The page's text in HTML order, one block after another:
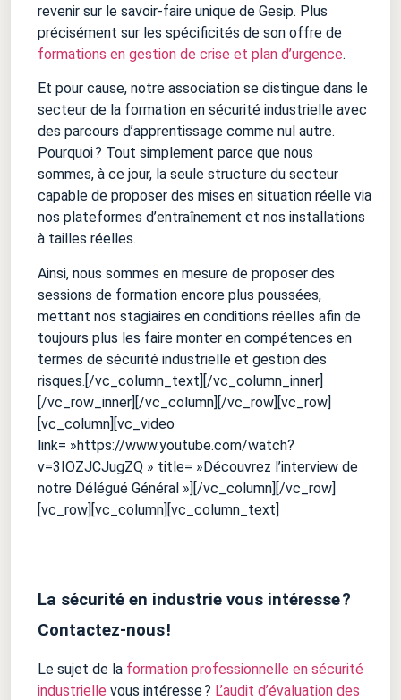
revenir sur le savoir-faire unique de Gesip. Plus
précisément sur les spécificités de son offre de
formations en gestion de crise et plan d’urgence.
Et pour cause, notre association se distingue dans le
secteur de la formation en sécurité industrielle avec
des parcours d’apprentissage comme nul autre.
Pourquoi ? Tout simplement parce que nous
sommes, à ce jour, la seule structure du secteur
capable de proposer des mises en situation réelle via
nos plateformes d’entraînement et nos installations
à tailles réelles.
Ainsi, nous sommes en mesure de proposer des
sessions de formation encore plus poussées,
mettant nos stagiaires en conditions réelles afin de
toujours plus les faire monter en compétences en
termes de sécurité industrielle et gestion des
risques.[/vc_column_text][/vc_column_inner]
[/vc_row_inner][/vc_column][/vc_row][vc_row]
[vc_column][vc_video
link= »https://www.youtube.com/watch?
v=3IOZJCJugZQ » title= »Découvrez l’interview de
notre Délégué Général »][/vc_column][/vc_row]
[vc_row][vc_column][vc_column_text]
La sécurité en industrie vous intéresse ?
Contactez-nous !
Le sujet de la formation professionnelle en sécurité
industrielle vous intéresse ? L’audit d’évaluation des